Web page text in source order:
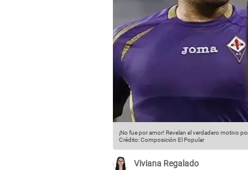
¡No fue por amor! Revelan el verdadero motivo
Crédito: Composición El Popular
Viviana Regalado